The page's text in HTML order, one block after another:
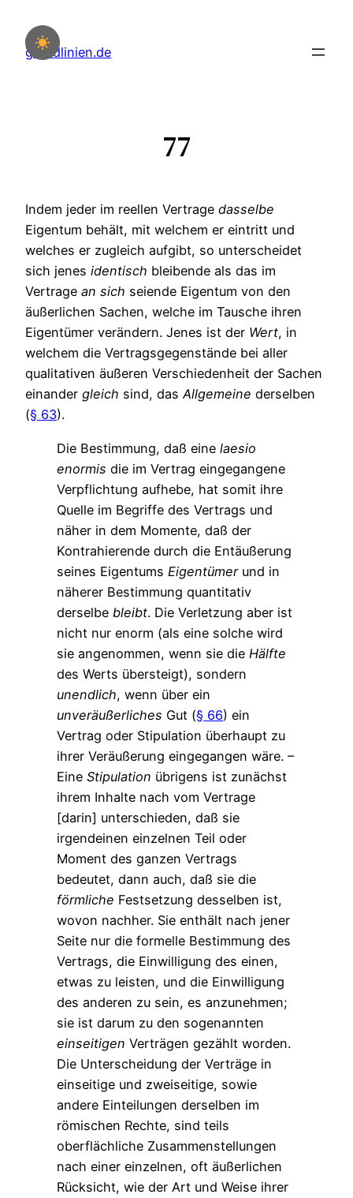
Inhalt
springen
grundlinien.de
77
Indem jeder im reellen Vertrage dasselbe
Eigentum behält, mit welchem er eintritt und
welches er zugleich aufgibt, so unterscheidet
sich jenes identisch bleibende als das im
Vertrage an sich seiende Eigentum von den
äußerlichen Sachen, welche im Tausche ihren
Eigentümer verändern. Jenes ist der Wert, in
welchem die Vertragsgegenstände bei aller
qualitativen äußeren Verschiedenheit der Sachen
einander gleich sind, dasAllgemeine derselben
(§ 63).
Die Bestimmung, daß eine laesio
enormis die im Vertrag eingegangene
Verpflichtung aufhebe, hat somit ihre
Quelle im Begriffe des Vertrags und
näher in dem Momente, daß der
Kontrahierende durch die Entäußerung
seines Eigentums Eigentümerund in
näherer Bestimmung quantitativ
derselbe bleibt. Die Verletzung aber ist
nicht nur enorm (als eine solche wird
sie angenommen, wenn sie die Hälfte
des Werts übersteigt), sondern
unendlich, wenn über ein
unveräußerliches Gut (§ 66) ein
Vertrag oder Stipulation überhaupt zu
ihrer Veräußerung eingegangen wäre. –
Eine Stipulation übrigens ist zunächst
ihrem Inhalte nach vom Vertrage
[darin] unterschieden, daß sie
irgendeinen einzelnen Teil oder
Moment des ganzen Vertrags
bedeutet, dann auch, daß sie die
förmliche Festsetzung desselben ist,
wovon nachher. Sie enthält nach jener
Seite nur die formelle Bestimmung des
Vertrags, die Einwilligung des einen,
etwas zu leisten, und die Einwilligung
des anderen zu sein, es anzunehmen;
sie ist darum zu den sogenannten
einseitigen Verträgen gezählt worden.
Die Unterscheidung der Verträge in
einseitige und zweiseitige, sowie
andere Einteilungen derselben im
römischen Rechte, sind teils
oberflächliche Zusammenstellungen
nach einer einzelnen, oft äußerlichen
Rücksicht, wie der Art und Weise ihrer